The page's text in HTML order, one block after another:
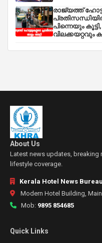
രാജ്യത്ത്
പിന്നെയും
About Us
Latest news updates, breaking
lifestyle coverage.
Kerala Hotel News Bureau
Modern Hotel Building,
Mob: 9895 854685
Quick Links